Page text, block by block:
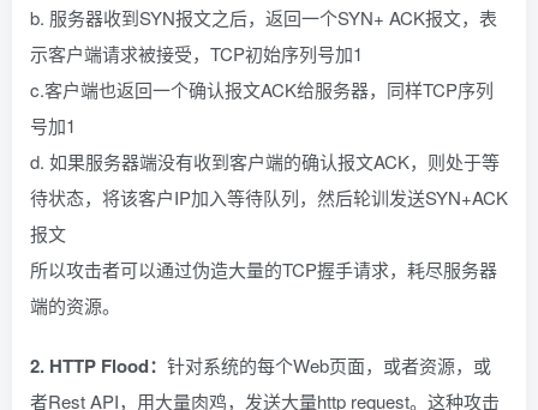
b. 服务器收到SYN报文之后，返回一个SYN+ ACK报文，表
示客户端请求被接受，TCP初始序列号加1
c.客户端也返回一个确认报文ACK给服务器，同样TCP序列
号加1
d. 如果服务器端没有收到客户端的确认报文ACK，则处于等
待状态，将该客户IP加入等待队列，然后轮训发送SYN+ACK
报文
所以攻击者可以通过伪造大量的TCP握手请求，耗尽服务器
端的资源。
2. HTTP Flood： 针对系统的每个Web页面，或者资源，或
者Rest API，用大量肉鸡，发送大量http request。这种攻击